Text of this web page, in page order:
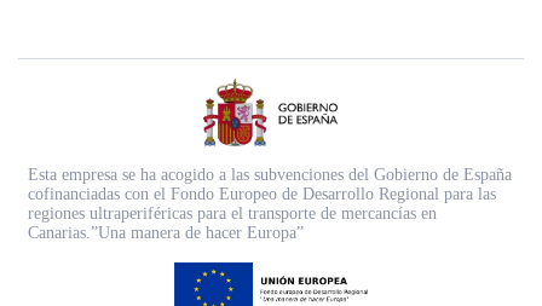
Esta empresa se ha acogido a las subvenciones del Gobierno de España
cofinanciadas con el Fondo Europeo de Desarrollo Regional para las
regiones ultraperiféricas para el transporte de mercancías en
Canarias.”Una manera de hacer Europa”